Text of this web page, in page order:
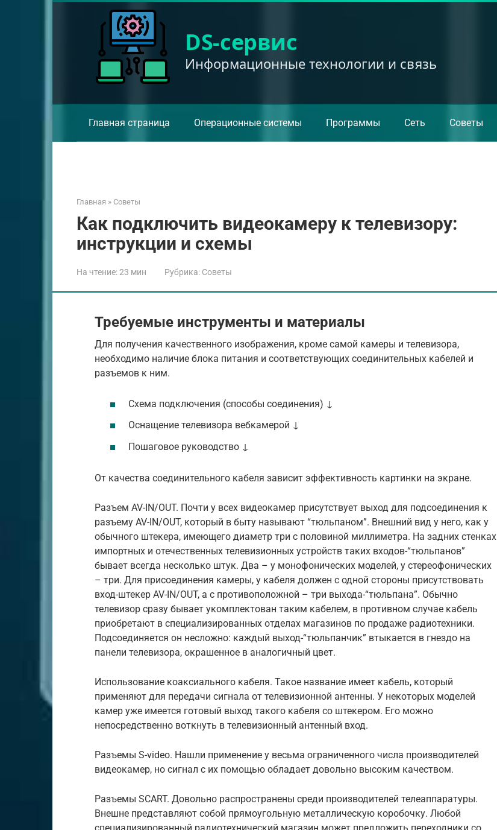
DS-сервис
Информационные технологии и связь
Главная страница Операционные системы Программы Сеть Советы
Главная » Советы
Как подключить видеокамеру к телевизору:
инструкции и схемы
На чтение:23 мин Рубрика: Советы
Требуемые инструменты и материалы
Для получения качественного изображения, кроме самой камеры и телевизора,
необходимо наличие блока питания и соответствующих соединительных кабелей и
разъемов к ним.
Схема подключения (способы соединения) ↓
Оснащение телевизора вебкамерой ↓
Пошаговое руководство ↓
От качества соединительного кабеля зависит эффективность картинки на экране.
Разъем AV-IN/OUT. Почти у всех видеокамер присутствует выход для подсоединения к
разъему AV-IN/OUT, который в быту называют “тюльпаном”. Внешний вид у него, как у
обычного штекера, имеющего диаметр три с половиной миллиметра. На задних стенках
импортных и отечественных телевизионных устройств таких входов-“тюльпанов”
бывает всегда несколько штук. Два – у монофонических моделей, у стереофонических
– три. Для присоединения камеры, у кабеля должен с одной стороны присутствовать
вход-штекер AV-IN/OUT, а с противоположной – три выхода-“тюльпана”. Обычно
телевизор сразу бывает укомплектован таким кабелем, в противном случае кабель
приобретают в специализированных отделах магазинов по продаже радиотехники.
Подсоединяется он несложно: каждый выход-“тюльпанчик” втыкается в гнездо на
панели телевизора, окрашенное в аналогичный цвет.
Использование коаксиального кабеля. Такое название имеет кабель, который
применяют для передачи сигнала от телевизионной антенны. У некоторых моделей
камер уже имеется готовый выход такого кабеля со штекером. Его можно
непосредственно воткнуть в телевизионный антенный вход.
Разъемы S-video. Нашли применение у весьма ограниченного числа производителей
видеокамер, но сигнал с их помощью обладает довольно высоким качеством.
Разъемы SCART. Довольно распространены среди производителей телеаппаратуры.
Внешне представляют собой прямоугольную металлическую коробочку. Любой